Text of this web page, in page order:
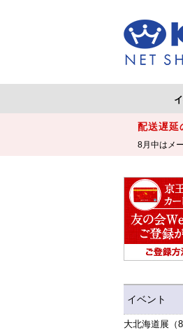
配送遅延
8月中はメ
イベント
大北海道展（